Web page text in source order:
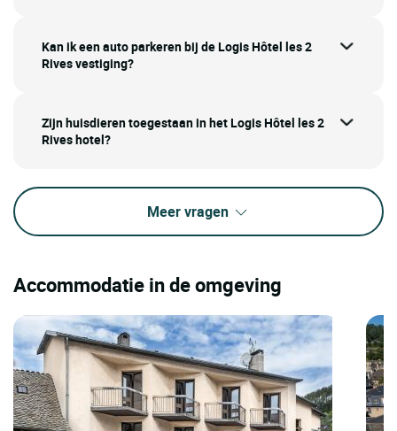
Kan ik een auto parkeren bij de Logis Hôtel les 2
Rives vestiging?
Zijn huisdieren toegestaan in het Logis Hôtel les 2
Rives hotel?
Meer vragen
Accommodatie in de omgeving